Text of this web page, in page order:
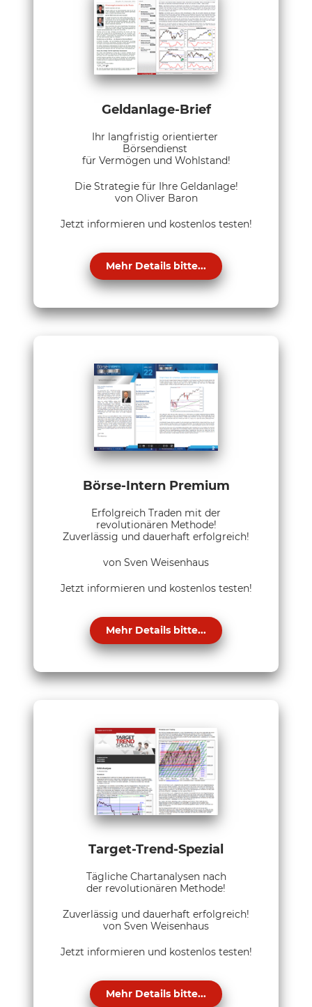
Geldanlage-Brief
Ihr langfristig orientierter
Börsendienst
für Vermögen und Wohlstand!
Die Strategie für Ihre Geldanlage!
von Oliver Baron
Jetzt informieren und kostenlos testen!
Mehr Details bitte...
Börse-Intern Premium
Erfolgreich Traden mit der
revolutionären Methode!
Zuverlässig und dauerhaft erfolgreich!
von Sven Weisenhaus
Jetzt informieren und kostenlos testen!
Mehr Details bitte...
Target-Trend-Spezial
Tägliche Chartanalysen nach
der revolutionären Methode!
Zuverlässig und dauerhaft erfolgreich!
von Sven Weisenhaus
Jetzt informieren und kostenlos testen!
Mehr Details bitte...